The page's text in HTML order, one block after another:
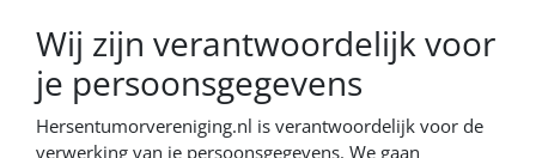
Wij zijn verantwoordelijk voor
je persoonsgegevens
Hersentumorvereniging.nl is verantwoordelijk voor de
verwerking van je persoonsgegevens. We gaan